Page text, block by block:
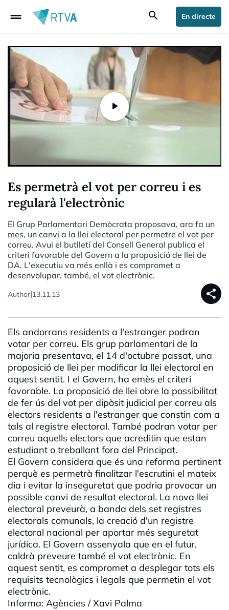
drag_handle search En directe
Es permetrà el vot per correu i es
regularà l'electrònic
El Grup Parlamentari Demòcrata proposava, ara fa un
mes, un canvi a la llei electoral per permetre el vot per
correu. Avui el butlletí del Consell General publica el
criteri favorable del Govern a la proposició de llei de
DA. L'executiu va més enllà i es compromet a
desenvolupar, també, el vot electrònic.
Author|13.11.13 share
Els andorrans residents a l'estranger podran
votar per correu. Els grup parlamentari de la
majoria presentava, el 14 d'octubre passat, una
proposició de llei per modificar la llei electoral en
aquest sentit. I el Govern, ha emès el criteri
favorable. La proposició de llei obre la possibilitat
de fer ús del vot per dipòsit judicial per correu als
electors residents a l'estranger que constin com a
tals al registre electoral. També podran votar per
correu aquells electors que acreditin que estan
estudiant o treballant fora del Principat.
El Govern considera que és una reforma pertinent
perquè es permetrà finalitzar l'escrutini el mateix
dia i evitar la inseguretat que podria provocar un
possible canvi de resultat electoral. La nova llei
electoral preveurà, a banda dels set registres
electorals comunals, la creació d'un registre
electoral nacional per aportar més seguretat
jurídica. El Govern assenyala que en el futur,
caldrà preveure també el vot electrònic. En
aquest sentit, es compromet a desplegar tots els
requisits tecnològics i legals que permetin el vot
electrònic.
Informa: Agències / Xavi Palma